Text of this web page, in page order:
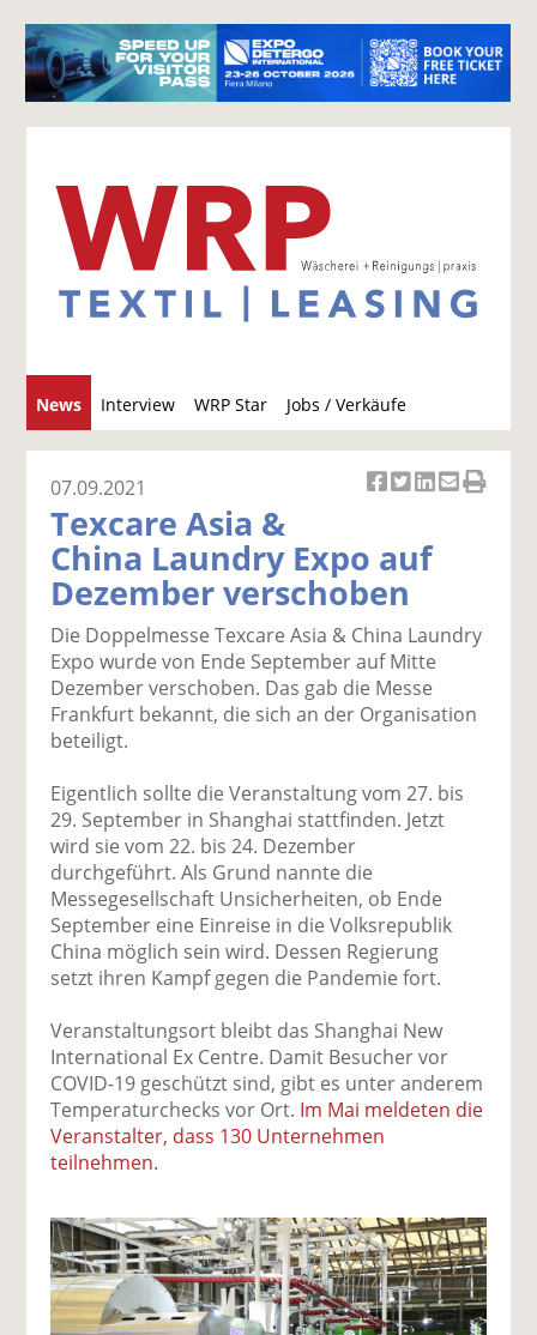
News Interview WRP Star Jobs / Verkäufe
u
c
k
el
a
uf
F
ac
e
o
k
il
e
n
k
el
t
wi
tt
er
n
k
uf
Li
n
k
n
te
n
er
ai
er
se
e
n
ru
n
07.09.2021
Texcare Asia &
China Laundry Expo auf
Dezember verschoben
Die Doppelmesse Texcare Asia & China Laundry
Expo wurde von Ende September auf Mitte
Dezember verschoben. Das gab die Messe
Frankfurt bekannt, die sich an der Organisation
beteiligt.
Eigentlich sollte die Veranstaltung vom 27. bis
29. September in Shanghai stattfinden. Jetzt
wird sie vom 22. bis 24. Dezember
durchgeführt. Als Grund nannte die
Messegesellschaft Unsicherheiten, ob Ende
September eine Einreise in die Volksrepublik
China möglich sein wird. Dessen Regierung
setzt ihren Kampf gegen die Pandemie fort.
Veranstaltungsort bleibt das Shanghai New
International Ex Centre. Damit Besucher vor
COVID-19 geschützt sind, gibt es unter anderem
Temperaturchecks vor Ort. Im Mai meldeten die
Veranstalter, dass 130 Unternehmen
teilnehmen.